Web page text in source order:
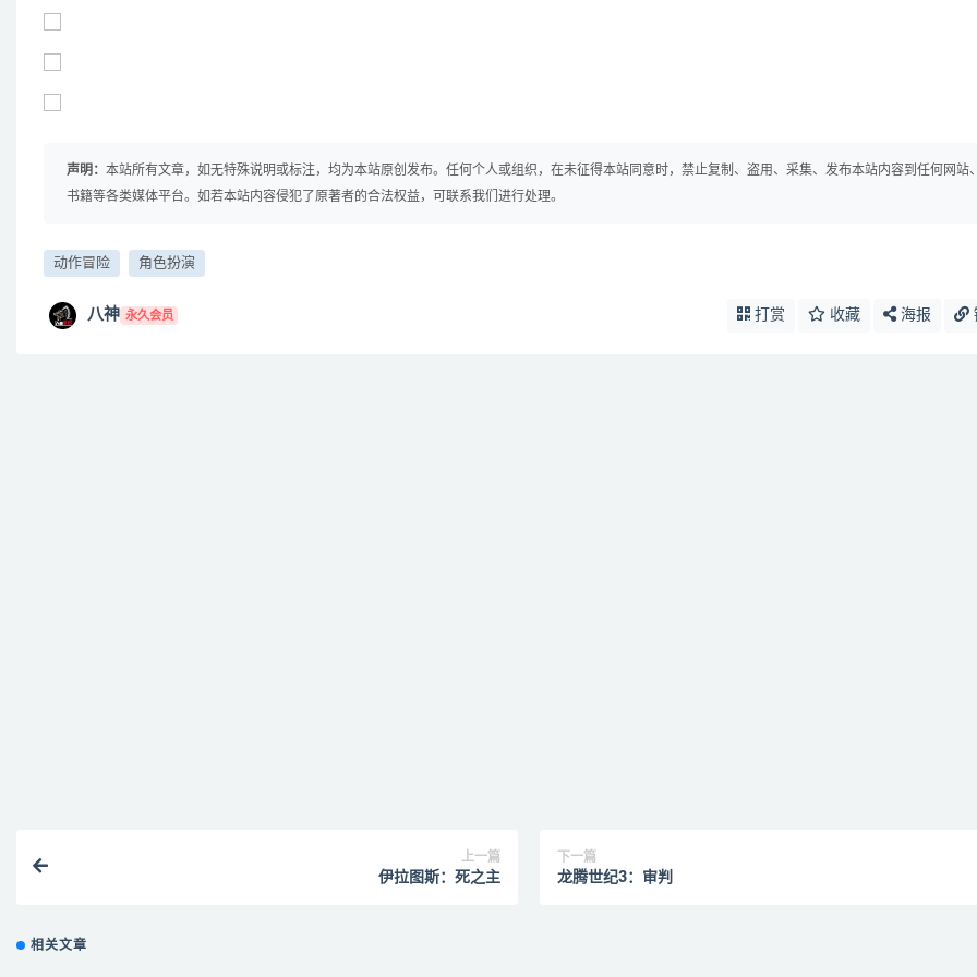
声明： 本站所有文章，如无特殊说明或标注，均为本站原创发布。任何个人或组织，在未征得本站同意时，禁止复制、盗用、采集、发布本站内容到任何网站
书籍等各类媒体平台。如若本站内容侵犯了原著者的合法权益，可联系我们进行处理。
动作冒险 角色扮演
八神 永久会员 打赏 收藏 海报
上一篇
伊拉图斯：死之主
下一篇
龙腾世纪3：审判
相关文章